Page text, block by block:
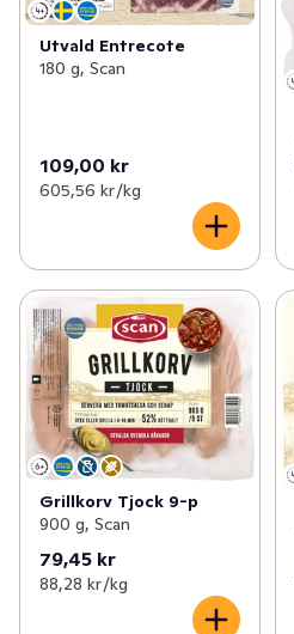
Utvald Entrecote
180 g, Scan
109,00 kr
605,56 kr /kg
Grillkorv Tjock 9-p
900 g, Scan
79,45 kr
88,28 kr /kg